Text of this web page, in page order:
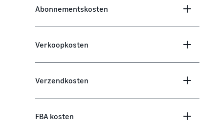
Abonnementskosten
Verkoopkosten
Verzendkosten
FBA kosten